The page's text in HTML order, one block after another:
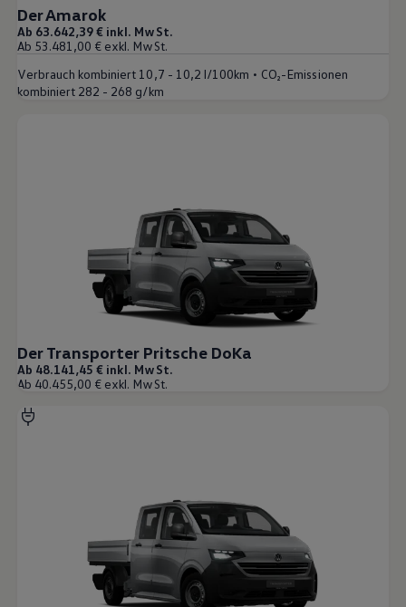
Der Amarok
Ab 63.642,39 € inkl. MwSt.
Ab 53.481,00 € exkl. MwSt.
Verbrauch kombiniert 10,7 - 10,2 l/100km • CO₂-Emissionen
kombiniert 282 - 268 g/km
Der Transporter Pritsche DoKa
Ab 48.141,45 € inkl. MwSt.
Ab 40.455,00 € exkl. MwSt.